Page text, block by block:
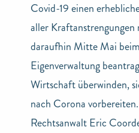
Covid-19 einen
aller
daraufhin Mitte Mai
Eigenverwaltung
Wirtschaft überwinden,
nach Corona
Rechtsanwalt Eric